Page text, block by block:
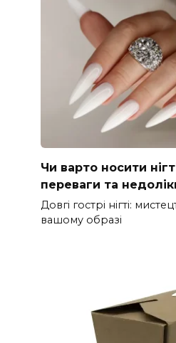
Чи варто носити
переваги та
Довгі гострі нігті:
вашому образі